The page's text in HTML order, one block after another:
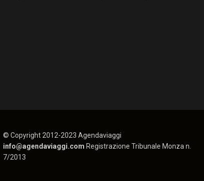
© Copyright 2012-2023 Agendaviaggi
info@agendaviaggi.com Registrazione Tribunale Monza n.
7/2013